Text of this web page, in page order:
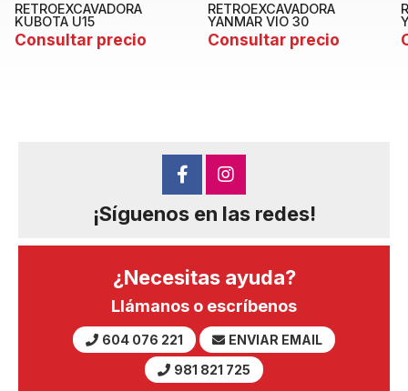
RETROEXCAVADORA
KUBOTA U15
Consultar precio
RETROEXCAVADORA
YANMAR VIO 30
Consultar precio
¡Síguenos en las redes!
¿Necesitas ayuda?
Llámanos o escríbenos
604 076 221
ENVIAR EMAIL
981 821 725